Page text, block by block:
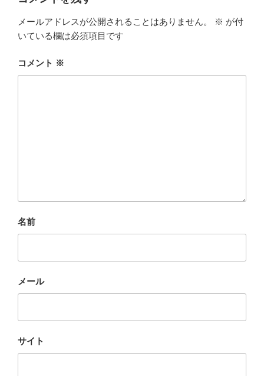
メールアドレスが公開されることはありません。 ※ が付
いている欄は必須項目です
コメント ※
名前
メール
サイト